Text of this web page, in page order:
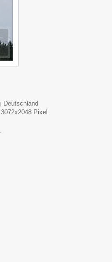
|
Deutschland
3072x2048 Pixel